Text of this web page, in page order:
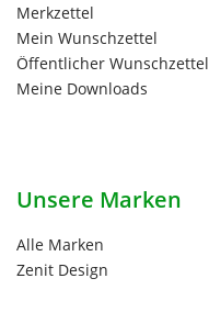
Merkzettel
Mein Wunschzettel
Öffentlicher Wunschzettel
Meine Downloads
Unsere Marken
Alle Marken
Zenit Design